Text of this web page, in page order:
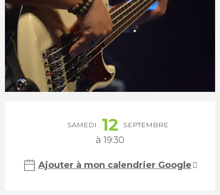
Ouverture et coordonnées
SAMEDI 12 SEPTEMBRE
à 19:30
Ajouter à mon calendrier Google